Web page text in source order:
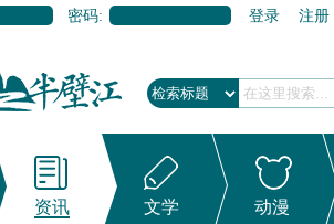
密码: 登录 注册
资讯 文学 动漫